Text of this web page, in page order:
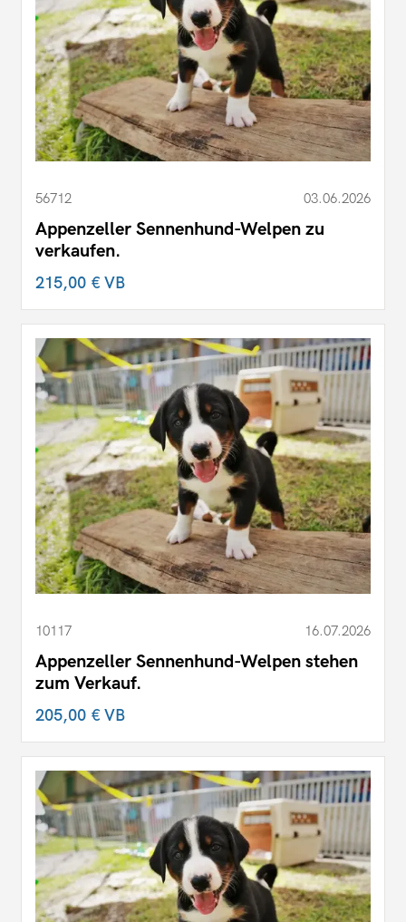
56712 03.06.2026
Appenzeller Sennenhund-Welpen zu
verkaufen.
215,00 €VB
10117 16.07.2026
Appenzeller Sennenhund-Welpen stehen
zum Verkauf.
205,00 €VB